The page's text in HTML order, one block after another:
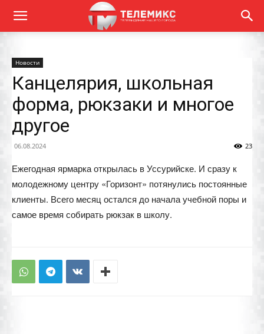
Новости
Канцелярия, школьная
форма, рюкзаки и многое
другое
06.08.2024 23
Ежегодная ярмарка открылась в Уссурийске. И сразу к
молодежному центру «Горизонт» потянулись постоянные
клиенты. Всего месяц остался до начала учебной поры и
самое время собирать рюкзак в школу.